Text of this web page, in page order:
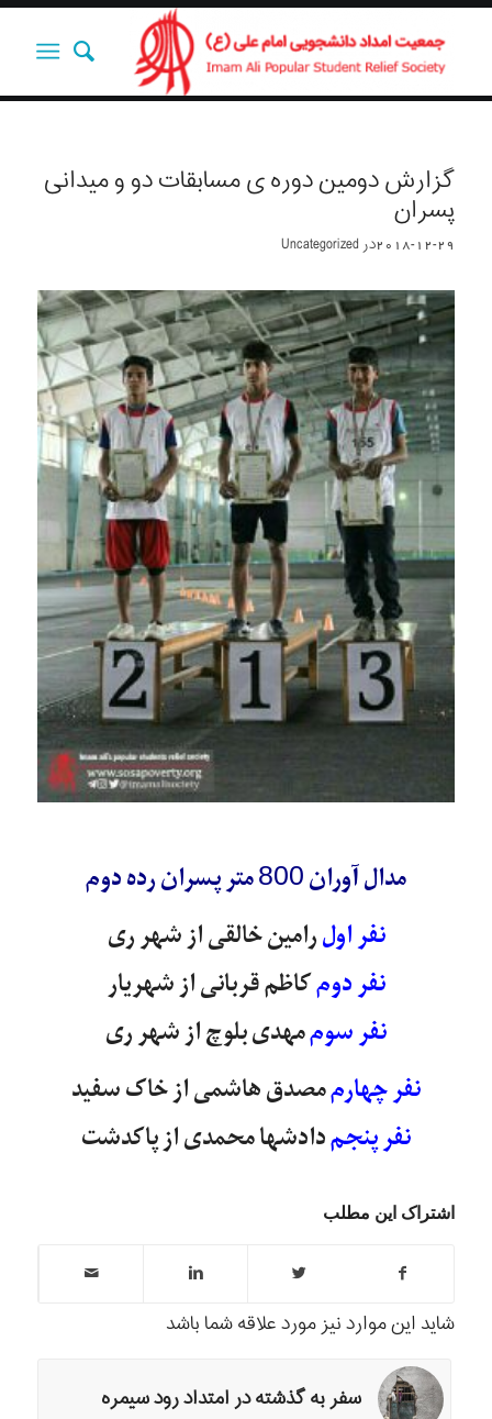
گزارش دومین دوره ی مسابقات دو و میدانی
پسران
2018-12-29درUncategorized
مدال آوران 800 متر پسران رده دوم
نفر اولرامین خالقی از شهر ری
نفر دومکاظم قربانی از شهریار
نفر سوممهدی بلوچ از شهر ری
نفر چهارممصدق هاشمی از خاک سفید
نفر پنجمدادشها محمدی از پاکدشت
اشتراک این مطلب
شاید این موارد نیز مورد علاقه شما باشد
سفر به گذشته در امتداد رود سيمره